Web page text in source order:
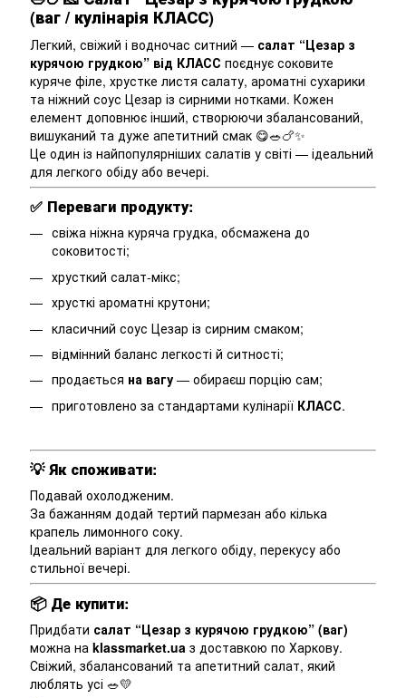
(ваг / кулінарія КЛАСС)
Легкий, свіжий і водночас ситний — салат “Цезар з
курячою грудкою” від КЛАСС поєднує соковите
куряче філе, хрустке листя салату, ароматні сухарики
та ніжний соус Цезар із сирними нотками. Кожен
елемент доповнює інший, створюючи збалансований,
вишуканий та дуже апетитний смак 😋🥗🍗✨
Це один із найпопулярніших салатів у світі — ідеальний
для легкого обіду або вечері.
✅ Переваги продукту:
свіжа ніжна куряча грудка, обсмажена до
соковитості;
хрусткий салат-мікс;
хрусткі ароматні крутони;
класичний соус Цезар із сирним смаком;
відмінний баланс легкості й ситності;
продається на вагу — обираєш порцію сам;
приготовлено за стандартами кулінарії КЛАСС.
💡Як споживати:
Подавай охолодженим.
За бажанням додай тертий пармезан або кілька
крапель лимонного соку.
Ідеальний варіант для легкого обіду, перекусу або
стильної вечері.
📦 Де купити:
Придбати салат “Цезар з курячою грудкою” (ваг)
можна на klassmarket.ua з доставкою по Харкову.
Свіжий, збалансований та апетитний салат, який
люблять усі 🥗💛